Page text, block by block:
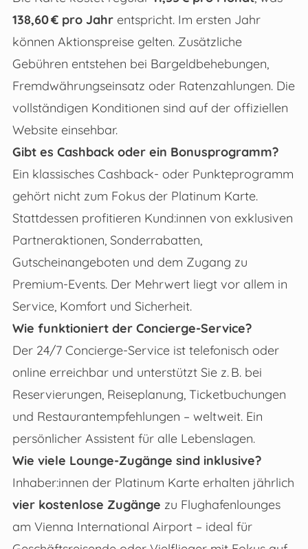
138,60 € pro Jahrentspricht. Im ersten Jahr
können Aktionspreise gelten. Zusätzliche
Gebühren entstehen bei Bargeldbehebungen,
Fremdwährungseinsatz oder Ratenzahlungen. Die
vollständigen Konditionen sind auf der offiziellen
Website einsehbar.
Gibt es Cashback oder ein Bonusprogramm?
Ein klassisches Cashback- oder Punkteprogramm
gehört nicht zum Fokus der Platinum Karte.
Stattdessen profitieren Kund:innen von exklusiven
Partneraktionen, Sonderrabatten,
Gutscheinangeboten und dem Zugang zu
Premium-Events. Der Mehrwert liegt vor allem in
Service, Komfort und Sicherheit.
Wie funktioniert der Concierge-Service?
Der 24/7 Concierge-Service ist telefonisch oder
online erreichbar und unterstützt Sie z. B. bei
Reservierungen, Reiseplanung, Ticketbuchungen
und Restaurantempfehlungen – weltweit. Ein
persönlicher Assistent für alle Lebenslagen.
Wie viele Lounge-Zugänge sind inklusive?
Inhaber:innen der Platinum Karte erhalten jährlich
vier kostenlose Zugänge zu Flughafenlounges
am Vienna International Airport – ideal für